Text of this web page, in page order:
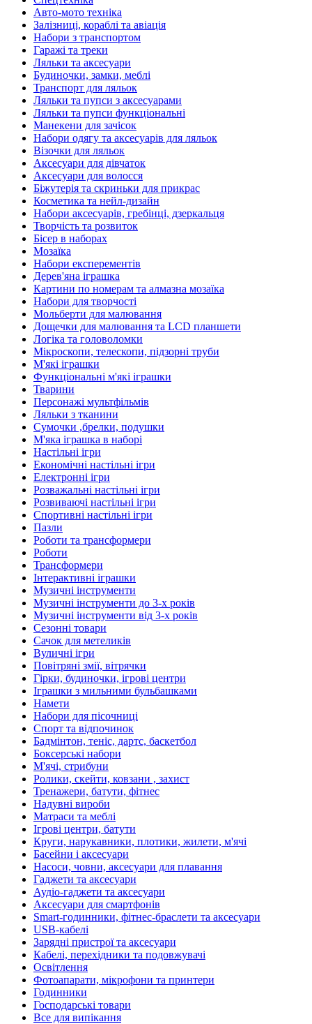
Авто-мото техніка
Залізниці, кораблі та авіація
Набори з транспортом
Гаражі та треки
Ляльки та аксесуари
Будиночки, замки, меблі
Транспорт для ляльок
Ляльки та пупси з аксесуарами
Ляльки та пупси функціональні
Манекени для зачісок
Набори одягу та аксесуарів для ляльок
Візочки для ляльок
Аксесуари для дівчаток
Аксесуари для волосся
Біжутерія та скриньки для прикрас
Косметика та нейл-дизайн
Набори аксесуарів, гребінці, дзеркальця
Творчість та розвиток
Бісер в наборах
Мозаїка
Набори експерементів
Дерев'яна іграшка
Картини по номерам та алмазна мозаїка
Набори для творчості
Мольберти для малювання
Дощечки для малювання та LCD планшети
Логіка та головоломки
Мікроскопи, телескопи, підзорні труби
М'які іграшки
Функціональні м'які іграшки
Тварини
Персонажі мультфільмів
Ляльки з тканини
Сумочки ,брелки, подушки
М'яка іграшка в наборі
Настільні ігри
Економічні настільні ігри
Електронні ігри
Розважальні настільні ігри
Розвиваючі настільні ігри
Спортивні настільні ігри
Пазли
Роботи та трансформери
Роботи
Трансформери
Інтерактивні іграшки
Музичні інструменти
Музичні інструменти до 3-х років
Музичні інструменти від 3-х років
Сезонні товари
Сачок для метеликів
Вуличні ігри
Повітряні змії, вітрячки
Гірки, будиночки, ігрові центри
Іграшки з мильними бульбашками
Намети
Набори для пісочниці
Спорт та відпочинок
Бадмінтон, теніс, дартс, баскетбол
Боксерські набори
М'ячі, стрибуни
Ролики, скейти, ковзани , захист
Тренажери, батути, фітнес
Надувні вироби
Матраси та меблі
Ігрові центри, батути
Круги, нарукавники, плотики, жилети, м'ячі
Басейни і аксесуари
Насоси, човни, аксесуари для плавання
Гаджети та аксесуари
Аудіо-гаджети та аксесуари
Аксесуари для смартфонів
Smart-годинники, фітнес-браслети та аксесуари
USB-кабелі
Зарядні пристрої та аксесуари
Кабелі, перехідники та подовжувачі
Освітлення
Фотоапарати, мікрофони та принтери
Годинники
Господарські товари
Все для випікання